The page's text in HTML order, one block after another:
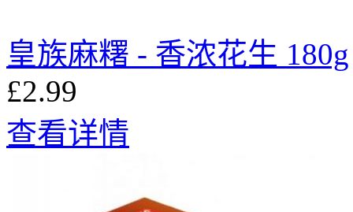
皇族麻糬 - 香浓花生 180g
£2.99
查看详情